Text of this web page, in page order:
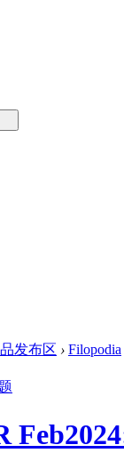
发布区 › Filopodia